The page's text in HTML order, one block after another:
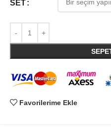
SET
Favorilerime Ekle